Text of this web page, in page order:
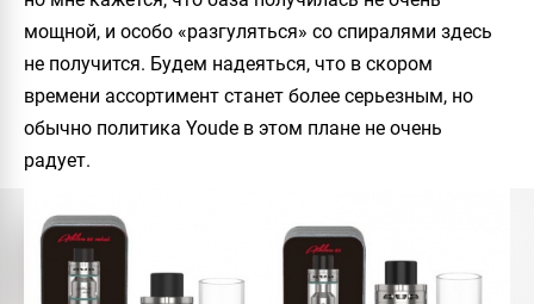
мощной, и особо «разгуляться» со спиралями здесь
не получится. Будем надеяться, что в скором
времени ассортимент станет более серьезным, но
обычно политика Youde в этом плане не очень
радует.